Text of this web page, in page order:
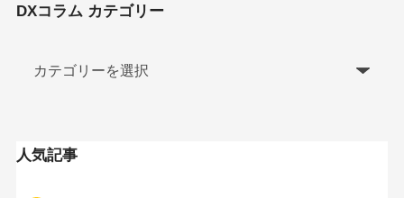
DXコラム カテゴリー
人気記事